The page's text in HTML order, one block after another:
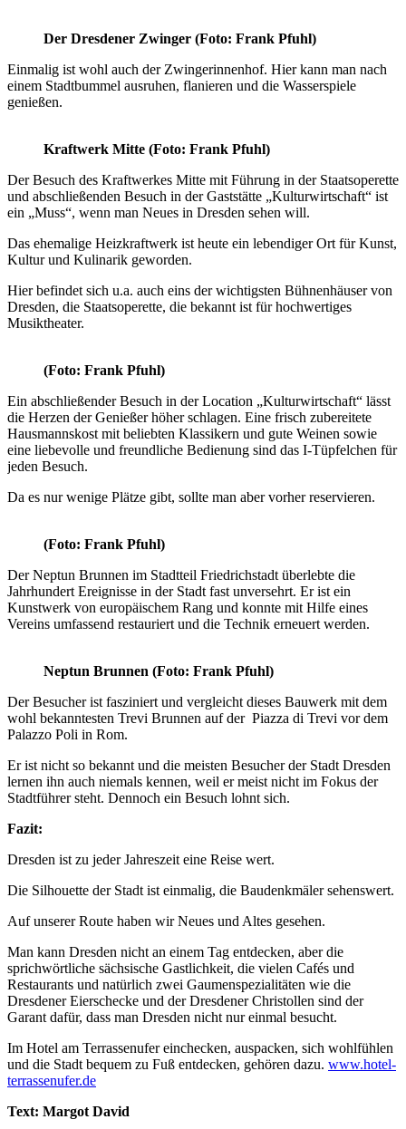
Der Dresdener Zwinger (Foto: Frank Pfuhl)
Einmalig ist wohl auch der Zwingerinnenhof. Hier kann man nach
einem Stadtbummel ausruhen, flanieren und die Wasserspiele
genießen.
Kraftwerk Mitte (Foto: Frank Pfuhl)
Der Besuch des Kraftwerkes Mitte mit Führung in der Staatsoperette
und abschließenden Besuch in der Gaststätte „Kulturwirtschaft“ ist
ein „Muss“, wenn man Neues in Dresden sehen will.
Das ehemalige Heizkraftwerk ist heute ein lebendiger Ort für Kunst,
Kultur und Kulinarik geworden.
Hier befindet sich u.a. auch eins der wichtigsten Bühnenhäuser von
Dresden, die Staatsoperette, die bekannt ist für hochwertiges
Musiktheater.
(Foto: Frank Pfuhl)
Ein abschließender Besuch in der Location „Kulturwirtschaft“ lässt
die Herzen der Genießer höher schlagen. Eine frisch zubereitete
Hausmannskost mit beliebten Klassikern und gute Weinen sowie
eine liebevolle und freundliche Bedienung sind das I-Tüpfelchen für
jeden Besuch.
Da es nur wenige Plätze gibt, sollte man aber vorher reservieren.
(Foto: Frank Pfuhl)
Der Neptun Brunnen im Stadtteil Friedrichstadt überlebte die
Jahrhundert Ereignisse in der Stadt fast unversehrt. Er ist ein
Kunstwerk von europäischem Rang und konnte mit Hilfe eines
Vereins umfassend restauriert und die Technik erneuert werden.
Neptun Brunnen (Foto: Frank Pfuhl)
Der Besucher ist fasziniert und vergleicht dieses Bauwerk mit dem
wohl bekanntesten Trevi Brunnen auf der Piazza di Trevi vor dem
Palazzo Poli in Rom.
Er ist nicht so bekannt und die meisten Besucher der Stadt Dresden
lernen ihn auch niemals kennen, weil er meist nicht im Fokus der
Stadtführer steht. Dennoch ein Besuch lohnt sich.
Fazit:
Dresden ist zu jeder Jahreszeit eine Reise wert.
Die Silhouette der Stadt ist einmalig, die Baudenkmäler sehenswert.
Auf unserer Route haben wir Neues und Altes gesehen.
Man kann Dresden nicht an einem Tag entdecken, aber die
sprichwörtliche sächsische Gastlichkeit, die vielen Cafés und
Restaurants und natürlich zwei Gaumenspezialitäten wie die
Dresdener Eierschecke und der Dresdener Christollen sind der
Garant dafür, dass man Dresden nicht nur einmal besucht.
Im Hotel am Terrassenufer einchecken, auspacken, sich wohlfühlen
und die Stadt bequem zu Fuß entdecken, gehören dazu. www.hotel-
terrassenufer.de
Text: Margot David